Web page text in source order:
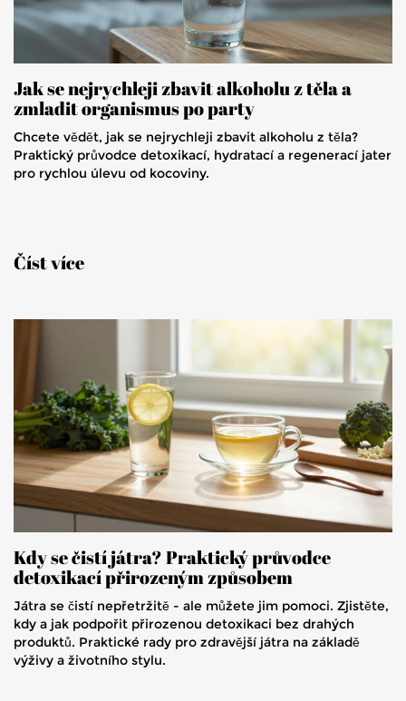
Jak se nejrychleji zbavit alkoholu z těla a
zmladit organismus po party
Chcete vědět, jak se nejrychleji zbavit alkoholu z těla?
Praktický průvodce detoxikací, hydratací a regenerací jater
pro rychlou úlevu od kocoviny.
Číst více
Kdy se čistí játra? Praktický průvodce
detoxikací přirozeným způsobem
Játra se čistí nepřetržitě - ale můžete jim pomoci. Zjistěte,
kdy a jak podpořit přirozenou detoxikaci bez drahých
produktů. Praktické rady pro zdravější játra na základě
výživy a životního stylu.